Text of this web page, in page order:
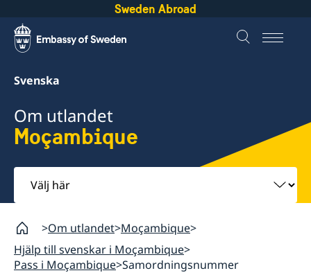
Sweden Abroad
Svenska
Om utlandet
Moçambique
Välj
här
Om utlandet Moçambique
Hjälp till svenskar i Moçambique
Pass i Moçambique Samordningsnummer